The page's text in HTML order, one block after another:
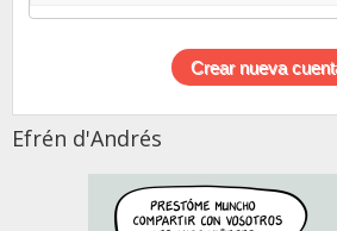
Efrén d'Andrés